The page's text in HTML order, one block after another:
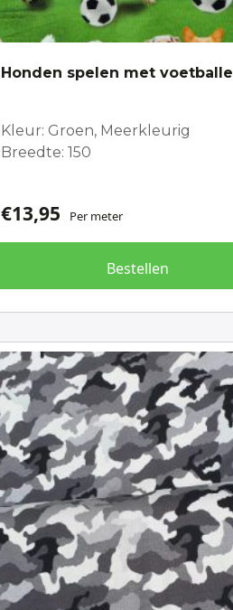
Honden spelen met
Kleur: Groen, Meerkleurig
Breedte: 150
€13,95 Per meter
Bestellen